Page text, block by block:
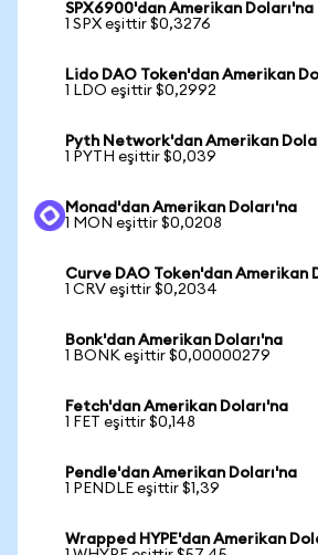
SPX6900'dan Amerikan Doları'na
1 SPX eşittir $0,3276
Lido DAO Token'dan Amerikan
1 LDO eşittir $0,2992
Pyth Network'dan Amerikan
1 PYTH eşittir $0,039
Monad'dan Amerikan Doları'na
1 MON eşittir $0,0208
Curve DAO Token'dan Amerikan
1 CRV eşittir $0,2034
Bonk'dan Amerikan Doları'na
1 BONK eşittir $0,00000279
Fetch'dan Amerikan Doları'na
1 FET eşittir $0,148
Pendle'dan Amerikan Doları'na
1 PENDLE eşittir $1,39
Wrapped HYPE'dan Amerikan